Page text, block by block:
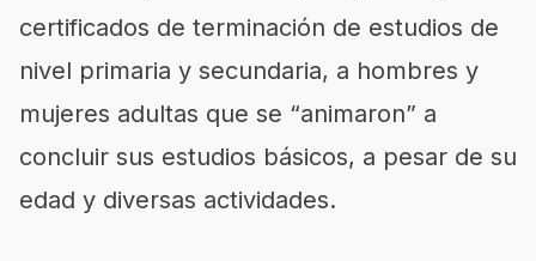
certificados de terminación de estudios de
nivel primaria y secundaria, a hombres y
mujeres adultas que se “animaron” a
concluir sus estudios básicos, a pesar de su
edad y diversas actividades.